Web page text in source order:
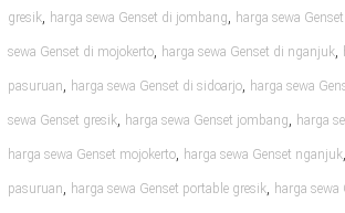
gresik, harga sewa Genset di jombang, harga sewa
sewa Genset di mojokerto, harga sewa Genset di nganjuk,
pasuruan, harga sewa Genset di sidoarjo, harga sewa
sewa Genset gresik, harga sewa Genset jombang, harga
harga sewa Genset mojokerto, harga sewa Genset nganjuk,
pasuruan, harga sewa Genset portable gresik, harga sewa